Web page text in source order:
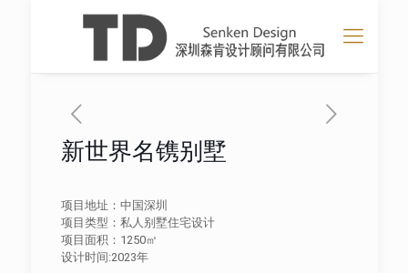
新世界名镌别墅
项目地址：中国深圳
项目类型：私人别墅住宅设计
项目面积：1250㎡
设计时间:2023年